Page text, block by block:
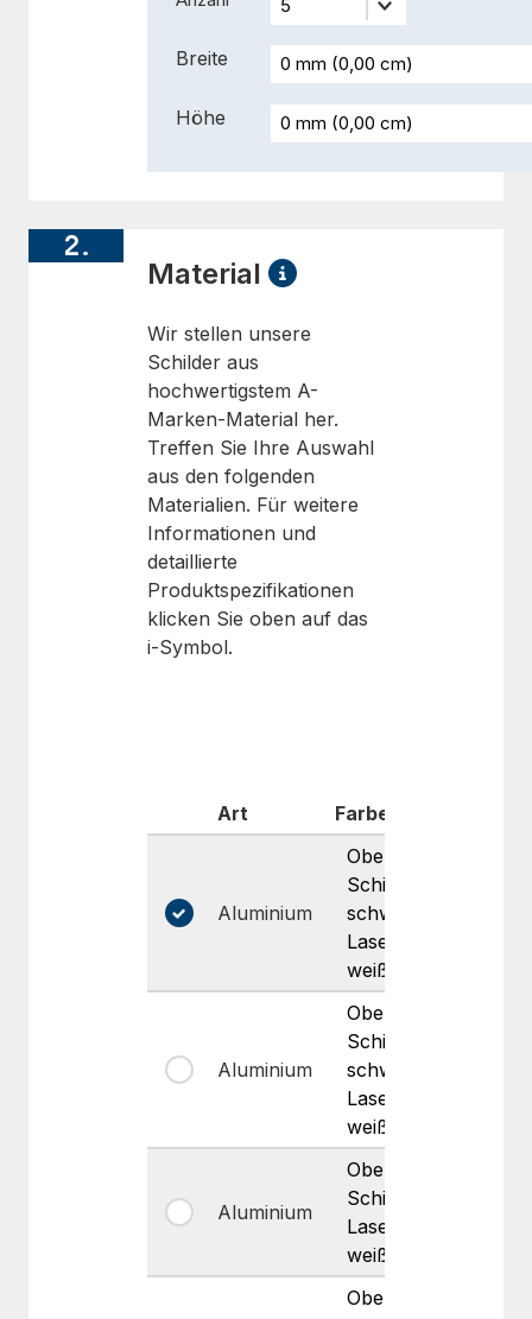
Breite
Höhe
2.
Material
Wir stellen unsere
Schilder aus
hochwertigstem A-
Marken-Material her.
Treffen Sie Ihre Auswahl
aus den folgenden
Materialien. Für weitere
Informationen und
detaillierte
Produktspezifikationen
klicken Sie oben auf das
i-Symbol.
Art Farbe
Aluminium
Oberste
Schicht
schwarz
Lasergravur
weiß
Aluminium
Oberste
Schicht
schwarz
Lasergravur
weiß
Aluminium
Oberste
Schicht rot
Lasergravur
weiß
Oberste